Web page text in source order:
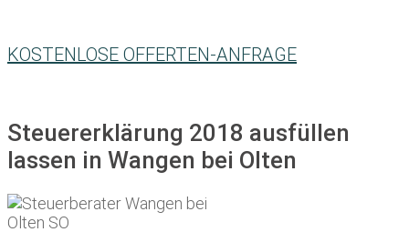
KOSTENLOSE OFFERTEN-ANFRAGE
Steuererklärung 2018 ausfüllen
lassen in Wangen bei Olten